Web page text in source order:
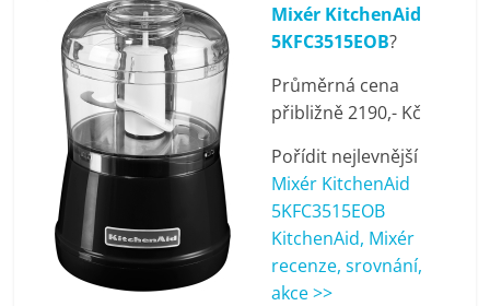
mobilní
telefony,
kávovary,
bazény
Nejlepší
elektronika
porovnání
Mixér KitchenAid
5KFC3515EOB?
Průměrná cena
přibližně 2190,- Kč
Pořídit nejlevnější
Mixér KitchenAid
5KFC3515EOB
KitchenAid, Mixér
recenze, srovnání,
akce >>